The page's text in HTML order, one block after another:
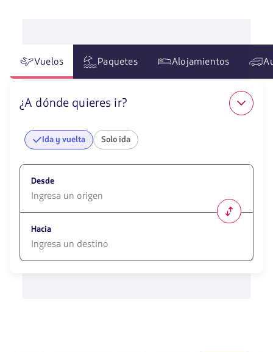
Vuelos Paquetes Alojamientos
¿A dónde quieres ir?
Ida y vuelta Solo ida
Desde
opciones
disponibles.
Usa
las
Hacia